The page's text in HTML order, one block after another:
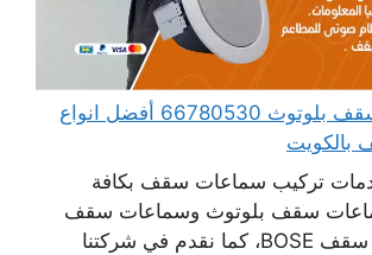
فني سماعات سقف بلوتوث 66780530 أفضل انواع
بالكويت
تركيب سماعات سقف بكافة
سقف بلوتوث وسماعات سقف
JPL وسماعات سقف BOSE، كما نقدم في شركتنا